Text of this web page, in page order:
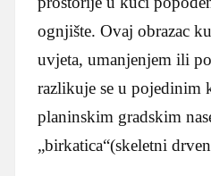
ognjište. Ovaj obrazac
uvjeta, umanjenjem ili
razlikuje se u pojedinim
planinskim gradskim
„birkatica“(skeletni